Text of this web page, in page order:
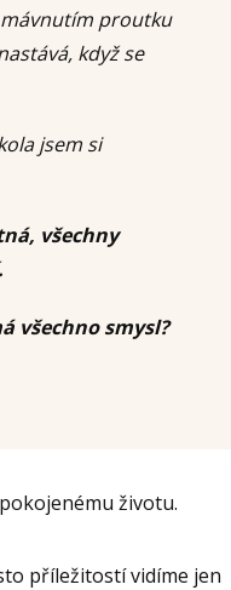
mávnutím proutku
když se
jsem si
všechny
všechno smysl?
životu.
příležitostí vidíme jen